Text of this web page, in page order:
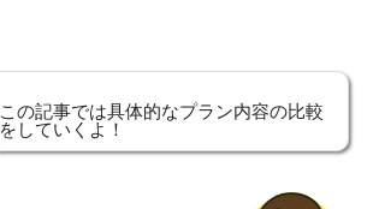
この記事では具体的なプラン内容の比較
をしていくよ！